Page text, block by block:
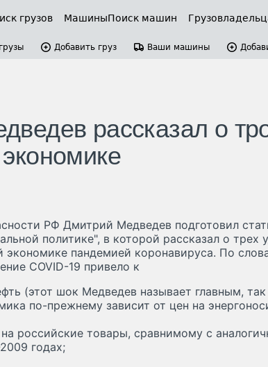
грузов МашиныПоиск машин
Добавить груз Ваши машины
рассказал о
РФ Дмитрий Медведев подготовил
политике", в которой рассказал о трех
экономике пандемией коронавируса. По
COVID-19 привело к
(этот шок Медведев называет главным, так
по-прежнему зависит от цен на
российские товары, сравнимому с
годах;